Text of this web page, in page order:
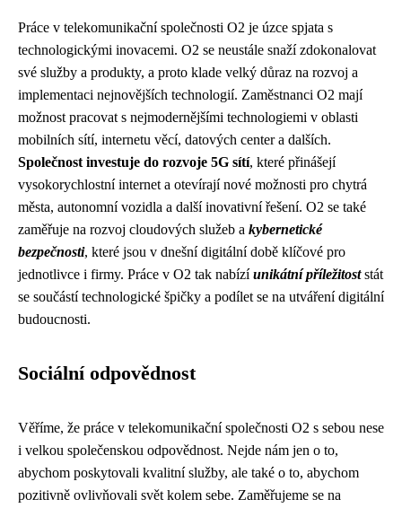
Práce v telekomunikační společnosti O2 je úzce spjata s
technologickými inovacemi. O2 se neustále snaží zdokonalovat
své služby a produkty, a proto klade velký důraz na rozvoj a
implementaci nejnovějších technologií. Zaměstnanci O2 mají
možnost pracovat s nejmodernějšími technologiemi v oblasti
mobilních sítí, internetu věcí, datových center a dalších.
Společnost investuje do rozvoje 5G sítí, které přinášejí
vysokorychlostní internet a otevírají nové možnosti pro chytrá
města, autonomní vozidla a další inovativní řešení. O2 se také
zaměřuje na rozvoj cloudových služeb a kybernetické
bezpečnosti, které jsou v dnešní digitální době klíčové pro
jednotlivce i firmy. Práce v O2 tak nabízíunikátní příležitoststát
se součástí technologické špičky a podílet se na utváření digitální
budoucnosti.
Sociální odpovědnost
Věříme, že práce v telekomunikační společnosti O2 s sebou nese
i velkou společenskou odpovědnost. Nejde nám jen o to,
abychom poskytovali kvalitní služby, ale také o to, abychom
pozitivně ovlivňovali svět kolem sebe. Zaměřujeme se na